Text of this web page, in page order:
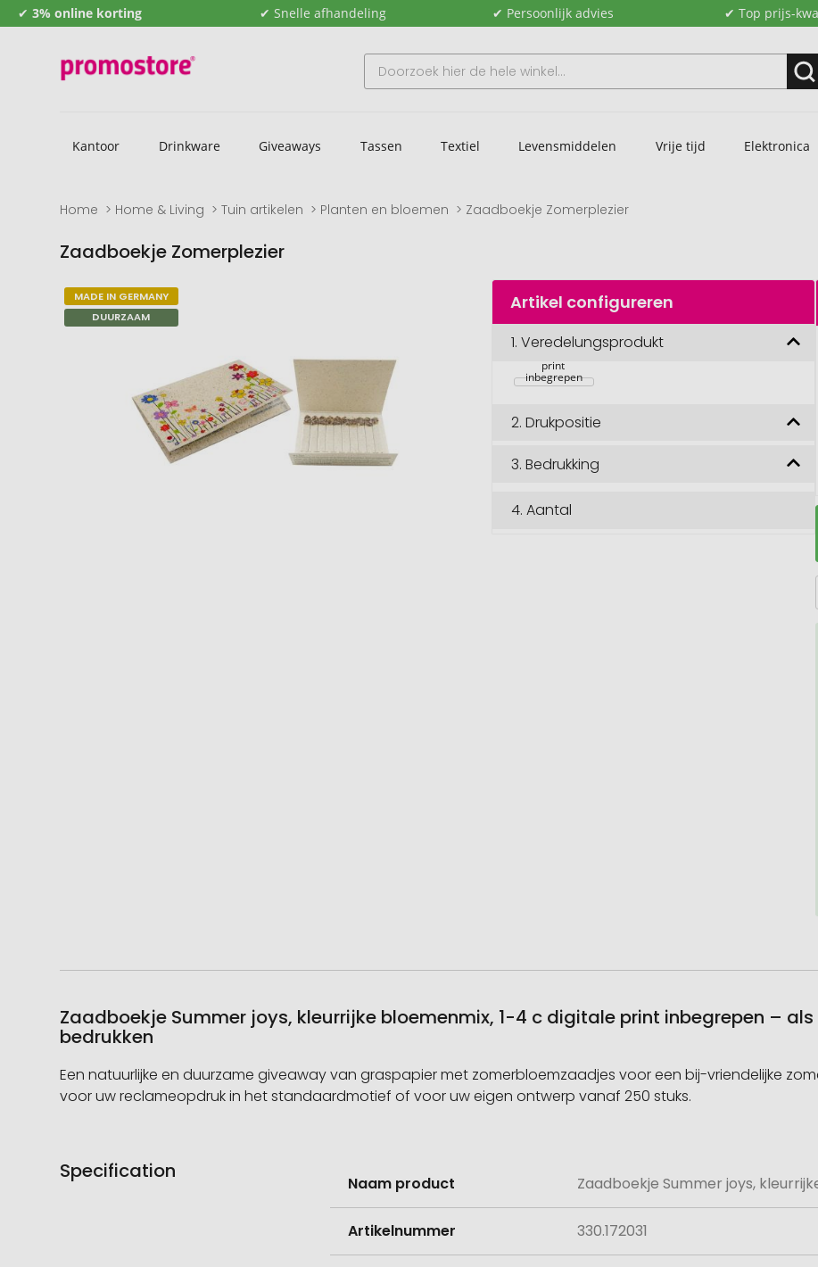
✔ 3% online korting ✔ Snelle afhandeling ✔ Persoonlijk advies ✔ Top prijs-
Kantoor Drinkware Giveaways Tassen Textiel Levensmiddelen Vrije tijd Elektronica
Home Home & Living Tuin artikelen Planten en bloemen Zaadboekje Zomerplezier
Zaadboekje Zomerplezier
Naar
het
einde
afbeeldingengalerij
Naar
het
begin
afbeeldingengalerij
MADE IN GERMANY
DUURZAAM
Artikel configureren
1.Veredelungsprodukt
Zaadboekje
bloemenmix, 1-
print
inbegrepen
2.Drukpositie
3.Bedrukking
4.Aantal
Zaadboekje Summer joys, kleurrijke bloemenmix, 1-4 c digitale print inbegrepen –
bedrukken
Een natuurlijke en duurzame giveaway van graspapier met zomerbloemzaadjes voor een bij-vriendelijke
voor uw reclameopdruk in het standaardmotief of voor uw eigen ontwerp vanaf 250 stuks.
Specification
informatie
Naam product Zaadboekje Summer joys,
Artikelnummer 330.172031